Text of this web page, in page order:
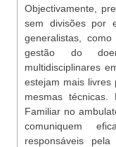
Objectivamente,
sem divisões por
generalistas,
gestão do
multidisciplinares
estejam mais livres
mesmas
Familiar no
comuniquem
responsáveis